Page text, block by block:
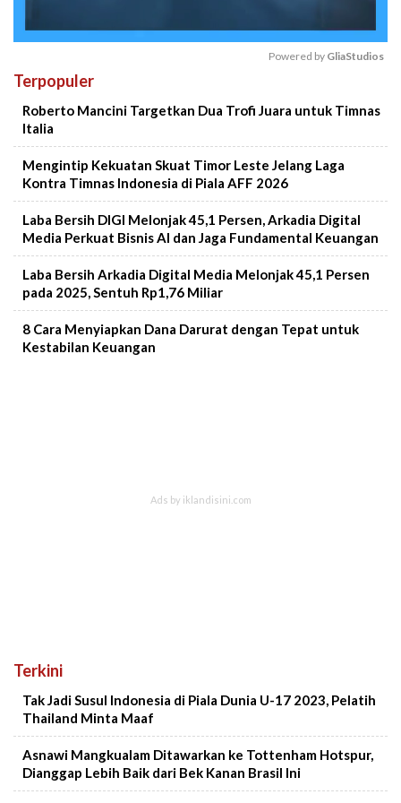
Powered by GliaStudios
Terpopuler
Roberto Mancini Targetkan Dua Trofi Juara untuk Timnas
Italia
Mengintip Kekuatan Skuat Timor Leste Jelang Laga
Kontra Timnas Indonesia di Piala AFF 2026
Laba Bersih DIGI Melonjak 45,1 Persen, Arkadia Digital
Media Perkuat Bisnis AI dan Jaga Fundamental Keuangan
Laba Bersih Arkadia Digital Media Melonjak 45,1 Persen
pada 2025, Sentuh Rp1,76 Miliar
8 Cara Menyiapkan Dana Darurat dengan Tepat untuk
Kestabilan Keuangan
Terkini
Tak Jadi Susul Indonesia di Piala Dunia U-17 2023, Pelatih
Thailand Minta Maaf
Asnawi Mangkualam Ditawarkan ke Tottenham Hotspur,
Dianggap Lebih Baik dari Bek Kanan Brasil Ini